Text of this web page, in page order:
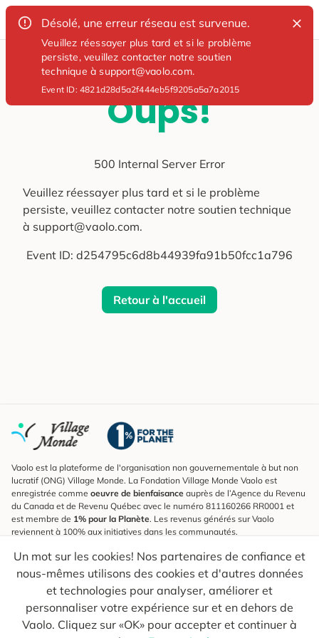
Désolé, une erreur réseau est survenue.
Veuillez réessayer plus tard et si le problème
persiste, veuillez contacter notre soutien
technique à support@vaolo.com.
Event ID:4821d28d5a2f444eb5f9205a5a7a2015
Oups!
500 Internal Server Error
Veuillez réessayer plus tard et si le problème
persiste, veuillez contacter notre soutien technique
à support@vaolo.com.
Event ID: d254795c6d8b44939fa91b50fcc1a796
Retour à l'accueil
Un mot sur les cookies! Nos partenaires de confiance et
nous-mêmes utilisons des cookies et d'autres données
et technologies pour analyser, améliorer et
personnaliser votre expérience sur et en dehors de
Vaolo. Cliquez sur «OK» pour accepter et continuer à
Vaolo est la plateforme de l'organisation non gouvernementale à but non
lucratif (ONG) Village Monde. La Fondation Village Monde Vaolo est
enregistrée comme oeuvre de bienfaisance auprès de l’Agence du Revenu
du Canada et de Revenu Québec avec le numéro 811160266 RR0001 et
est membre de 1% pour la Planète. Les revenus générés sur Vaolo
reviennent à 100% aux initiatives dans les communautés.
S'inscrire à l'infolettre
Pour connaître les nouveautés, suivre nos explorateurs et recevoir des
astuces pour des voyages plus conscients.
Ton courriel Envoyer